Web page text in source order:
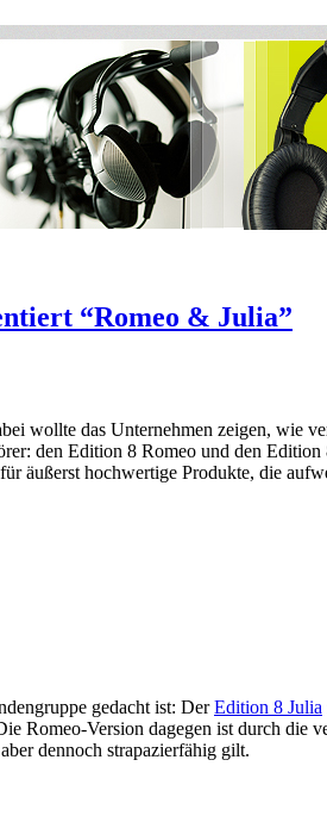
“Romeo & Julia”
wollte das Unternehmen zeigen, wie
den Edition 8 Romeo und den
äußerst hochwertige Produkte, die
gedacht ist: DerEdition 8 Julia
Version dagegen ist durch die
dennoch strapazierfähig gilt.